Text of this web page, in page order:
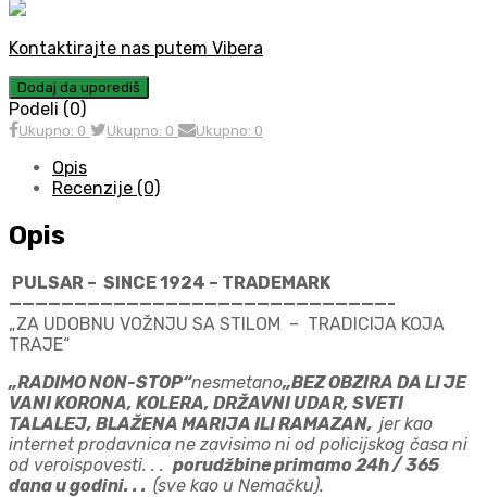
Kontaktirajte nas putem Vibera
Dodaj da uporediš
Podeli (0)
Ukupno: 0 Ukupno: 0 Ukupno: 0
Opis
Recenzije (0)
Opis
PULSAR – SINCE 1924 – TRADEMARK
—————————————————————————————-
„ZA UDOBNU VOŽNJU SA STILOM – TRADICIJA KOJA
TRAJE“
„RADIMO NON-STOP“nesmetano„BEZ OBZIRA DA LI JE
VANI KORONA, KOLERA, DRŽAVNI UDAR, SVETI
TALALEJ, BLAŽENA MARIJA ILI RAMAZAN, jer kao
internet prodavnica ne zavisimo ni od policijskog časa ni
od veroispovesti. . . porudžbine primamo 24h / 365
dana u godini. . . (sve kao u Nemačku).